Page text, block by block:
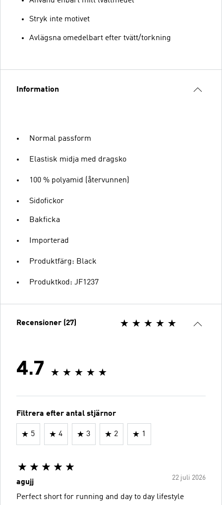
Stryk inte motivet
Avlägsna omedelbart efter tvätt/torkning
Information
Normal passform
Elastisk midja med dragsko
100 % polyamid (återvunnen)
Sidofickor
Bakficka
Importerad
Produktfärg: Black
Produktkod: JF1237
Recensioner (27)
4.7
Filtrera efter antal stjärnor
5 4 3 2 1
22 juli 2026
agujj
Perfect short for running and day to day lifestyle